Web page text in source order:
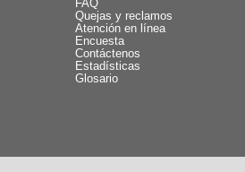
FAQ
Quejas y reclamos
Atención en línea
Encuesta
Contáctenos
Estadísticas
Glosario